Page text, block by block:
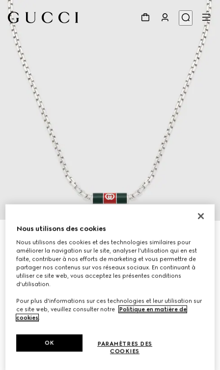
Collier avec détail bande Web
€ 820
Nous utilisons des cookies
Nous utilisons des cookies et des technologies similaires pour
améliorer la navigation sur le site, analyser l'utilisation qui en est
faite, contribuer à nos efforts de marketing et vous permettre de
partager nos contenus sur vos réseaux sociaux. En continuant à
utiliser ce site web, vous acceptez les présentes conditions
d'utilisation.
Pour plus d'informations sur ces technologies et leur utilisation sur
ce site web, veuillez consulter notre
Politique en matière de
cookies.
PARAMÈTRES DES
COOKIES
OK